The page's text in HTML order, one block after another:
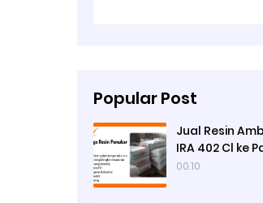
Popular Post
Jual Resin
IRA 402 Cl ke
Ady Water
00.10